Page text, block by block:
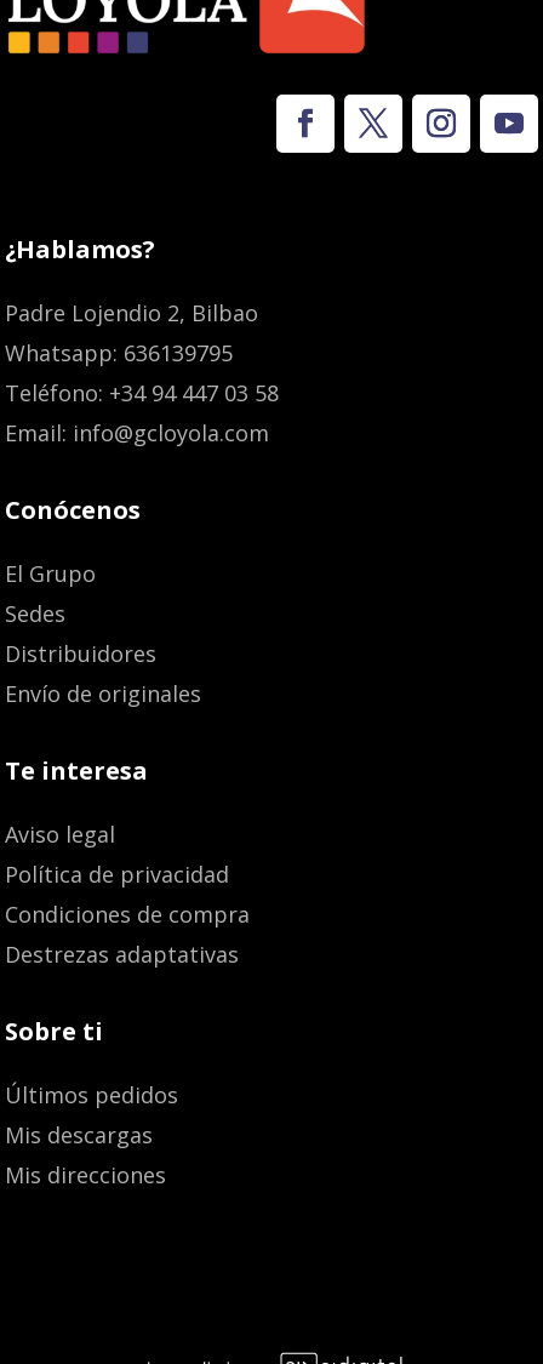
¿Hablamos?
Padre Lojendio 2, Bilbao
Whatsapp: 636139795
Teléfono: +34 94 447 03 58
Email: info@gcloyola.com
Conócenos
El Grupo
Sedes
Distribuidores
Envío de originales
Te interesa
Aviso legal
Política de privacidad
Condiciones de compra
Destrezas adaptativas
Sobre ti
Últimos pedidos
Mis descargas
Mis direcciones